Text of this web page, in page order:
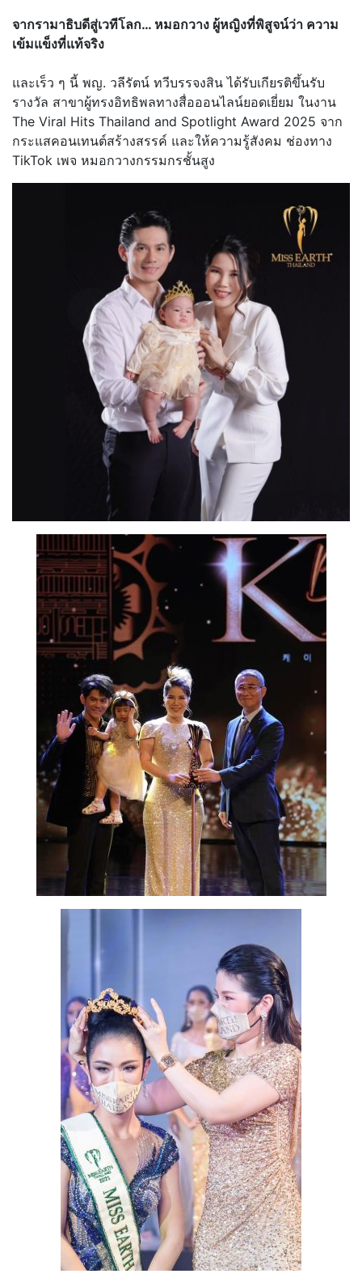
จากรามาธิบดีสู่เวทีโลก… หมอกวาง ผู้หญิงที่พิสูจน์ว่า ความ
เข้มแข็งที่แท้จริง
และเร็ว ๆ นี้ พญ. วลีรัตน์ ทวีบรรจงสิน ได้รับเกียรติขึ้นรับ
รางวัล สาขาผู้ทรงอิทธิพลทางสื่อออนไลน์ยอดเยี่ยม ในงาน
The Viral Hits Thailand and Spotlight Award 2025 จาก
กระแสคอนเทนต์สร้างสรรค์ และให้ความรู้สังคม ช่องทาง
TikTok เพจ หมอกวางกรรมกรชั้นสูง